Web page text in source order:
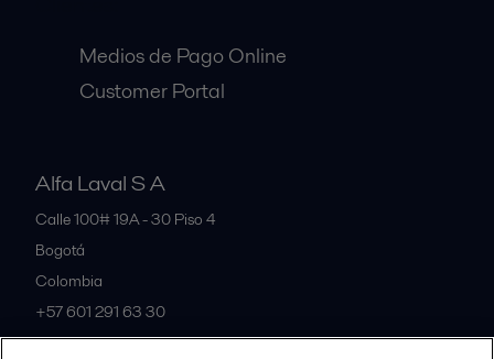
Medios de Pago Online
Customer Portal
Alfa Laval S A
Calle 100# 19A - 30 Piso 4
Bogotá
Colombia
+57 601 291 63 30